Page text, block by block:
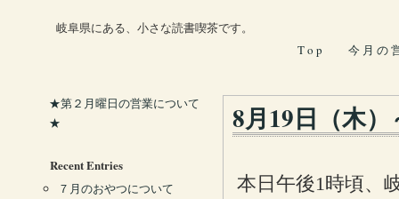
岐阜県にある、小さな読書喫茶です。
T o p
今 月 の
8月19日（木
本日午後1時頃、
★第２月曜日の営業について
★
Recent Entries
７月のおやつについて